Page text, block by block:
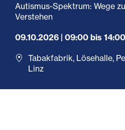
Autismus-Spektrum: Wege
Verstehen
09.10.2026 | 09:00 bis 14:00
Tabakfabrik, Lösehalle,
Linz